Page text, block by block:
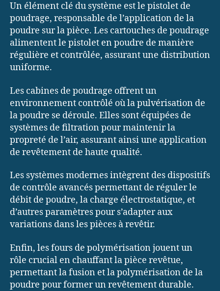
Un élément clé du système est le pistolet de
poudrage, responsable de l’application de la
poudre sur la pièce. Les cartouches de poudrage
alimentent le pistolet en poudre de manière
régulière et contrôlée, assurant une distribution
uniforme.
Les cabines de poudrage offrent un
environnement contrôlé où la pulvérisation de
la poudre se déroule. Elles sont équipées de
systèmes de filtration pour maintenir la
propreté de l’air, assurant ainsi une application
de revêtement de haute qualité.
Les systèmes modernes intègrent des dispositifs
de contrôle avancés permettant de réguler le
débit de poudre, la charge électrostatique, et
d’autres paramètres pour s’adapter aux
variations dans les pièces à revêtir.
Enfin, les fours de polymérisation jouent un
rôle crucial en chauffant la pièce revêtue,
permettant la fusion et la polymérisation de la
poudre pour former un revêtement durable.